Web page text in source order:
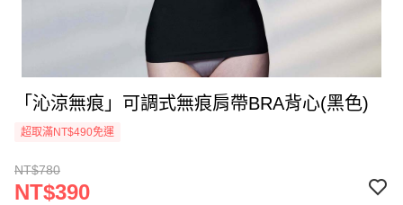
「沁涼無痕」可調式無痕肩帶BRA背心(黑色)
超取滿NT$490免運
NT$780
NT$390